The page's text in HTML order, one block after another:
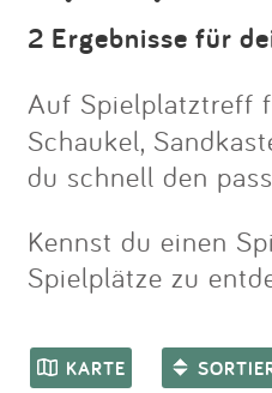
2 Ergebnisse für
Auf Spielplatztreff
Schaukel,
du schnell den
Kennst du einen
Spielplätze zu
KARTE